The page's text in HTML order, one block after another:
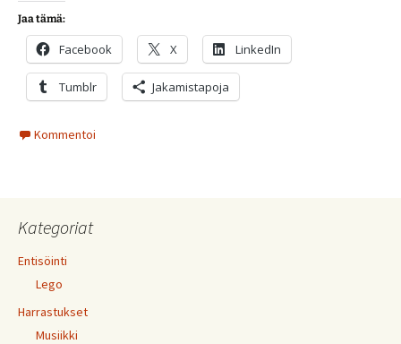
Jaa tämä:
Facebook X LinkedIn
Tumblr Jakamistapoja
Kommentoi
Kategoriat
Entisöinti
Lego
Harrastukset
Musiikki